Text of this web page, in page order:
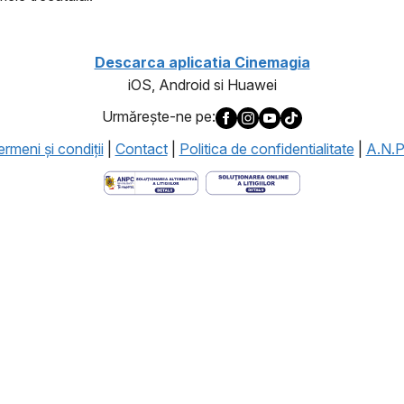
Descarca aplicatia Cinemagia
iOS, Android si Huawei
Urmăreşte-ne pe:
şi condiţii| Contact| Politica de confidentialitate